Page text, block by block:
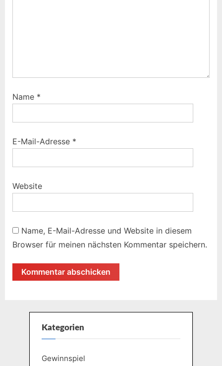
Name *
E-Mail-Adresse *
Website
Name, E-Mail-Adresse und Website in diesem
Browser für meinen nächsten Kommentar speichern.
Kategorien
Gewinnspiel